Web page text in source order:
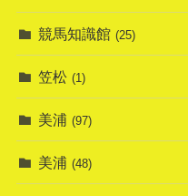
競馬知識館 (25)
笠松 (1)
美浦 (97)
美浦 (48)